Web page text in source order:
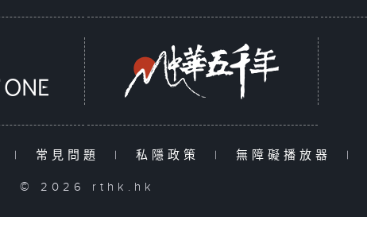
| 常見問題 | 私隱政策 | 無障礙播放器 |
© 2026 rthk.hk